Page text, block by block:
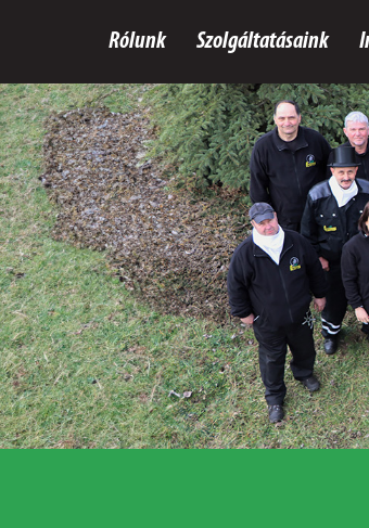
Rólunk Szolgáltatásaink